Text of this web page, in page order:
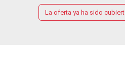
La oferta ya ha sido